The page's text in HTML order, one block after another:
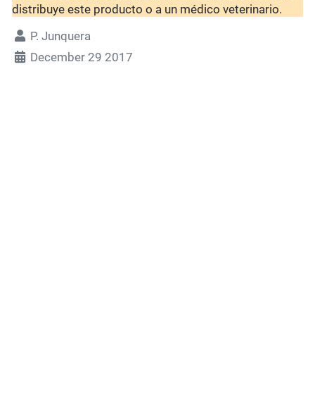
distribuye este producto o a un médico veterinario.
P. Junquera
December 29 2017